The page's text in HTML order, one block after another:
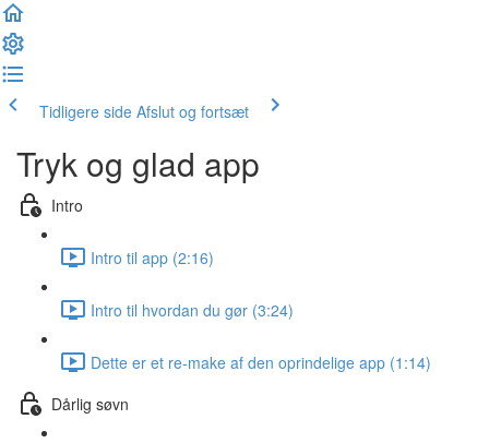
Tidligere side Afslut og fortsæt
Tryk og glad app
Intro
Intro til app (2:16)
Intro til hvordan du gør (3:24)
Dette er et re-make af den oprindelige app (1:14)
Dårlig søvn